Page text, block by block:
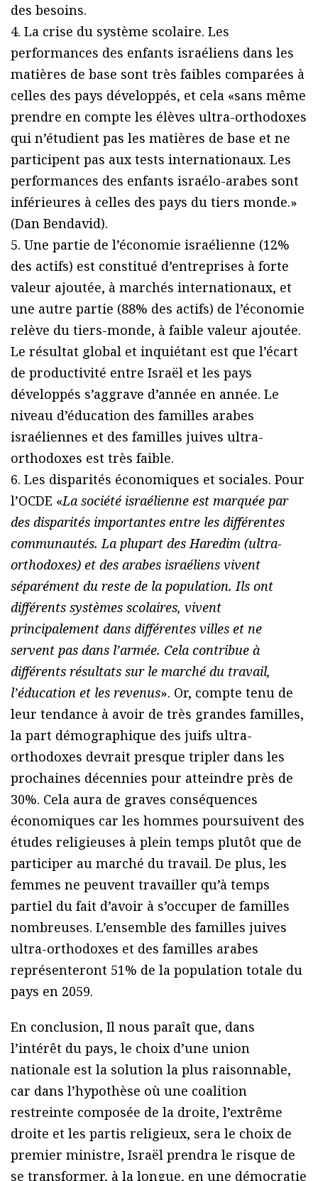
des besoins.
4. La crise du système scolaire. Les
performances des enfants israéliens dans les
matières de base sont très faibles comparées à
celles des pays développés, et cela «sans même
prendre en compte les élèves ultra-orthodoxes
qui n’étudient pas les matières de base et ne
participent pas aux tests internationaux. Les
performances des enfants israélo-arabes sont
inférieures à celles des pays du tiers monde.»
(Dan Bendavid).
5. Une partie de l’économie israélienne (12%
des actifs) est constitué d’entreprises à forte
valeur ajoutée, à marchés internationaux, et
une autre partie (88% des actifs) de l’économie
relève du tiers-monde, à faible valeur ajoutée.
Le résultat global et inquiétant est que l’écart
de productivité entre Israël et les pays
développés s’aggrave d’année en année. Le
niveau d’éducation des familles arabes
israéliennes et des familles juives ultra-
orthodoxes est très faible.
6. Les disparités économiques et sociales. Pour
l’OCDE «La société israélienne est marquée par
des disparités importantes entre les différentes
communautés. La plupart des Haredim (ultra-
orthodoxes) et des arabes israéliens vivent
séparément du reste de la population. Ils ont
différents systèmes scolaires, vivent
principalement dans différentes villes et ne
servent pas dans l’armée. Cela contribue à
différents résultats sur le marché du travail,
l’éducation et les revenus». Or, compte tenu de
leur tendance à avoir de très grandes familles,
la part démographique des juifs ultra-
orthodoxes devrait presque tripler dans les
prochaines décennies pour atteindre près de
30%. Cela aura de graves conséquences
économiques car les hommes poursuivent des
études religieuses à plein temps plutôt que de
participer au marché du travail. De plus, les
femmes ne peuvent travailler qu’à temps
partiel du fait d’avoir à s’occuper de familles
nombreuses. L’ensemble des familles juives
ultra-orthodoxes et des familles arabes
représenteront 51% de la population totale du
pays en 2059.
En conclusion, Il nous paraît que, dans
l’intérêt du pays, le choix d’une union
nationale est la solution la plus raisonnable,
car dans l’hypothèse où une coalition
restreinte composée de la droite, l’extrême
droite et les partis religieux, sera le choix de
premier ministre, Israël prendra le risque de
se transformer, à la longue, en une démocratie